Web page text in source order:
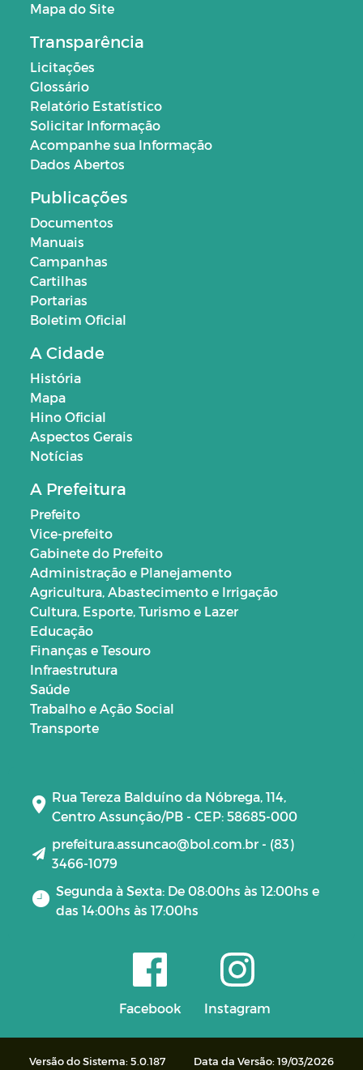
Mapa do Site
Transparência
Licitações
Glossário
Relatório Estatístico
Solicitar Informação
Acompanhe sua Informação
Dados Abertos
Publicações
Documentos
Manuais
Campanhas
Cartilhas
Portarias
Boletim Oficial
A Cidade
História
Mapa
Hino Oficial
Aspectos Gerais
Notícias
A Prefeitura
Prefeito
Vice-prefeito
Gabinete do Prefeito
Administração e Planejamento
Agricultura, Abastecimento e Irrigação
Cultura, Esporte, Turismo e Lazer
Educação
Finanças e Tesouro
Infraestrutura
Saúde
Trabalho e Ação Social
Transporte
Rua Tereza Balduíno da Nóbrega, 114,
Centro Assunção/PB - CEP: 58685-000
prefeitura.assuncao@bol.com.br - (83)
3466-1079
Segunda à Sexta: De 08:00hs às 12:00hs e
das 14:00hs às 17:00hs
Facebook Instagram
Versão do Sistema: 5.0.187 Data da Versão: 19/03/2026